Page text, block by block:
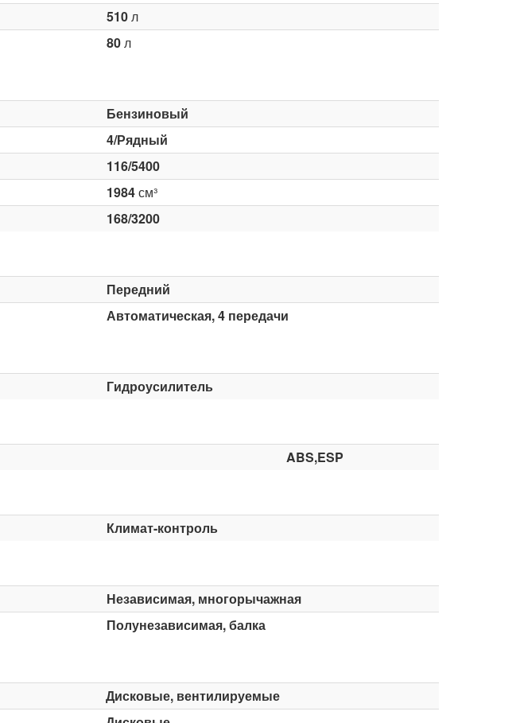
510л
80л
Бензиновый
4/Рядный
116/5400
1984см³
168/3200
Передний
Автоматическая, 4 передачи
Гидроусилитель
ABS,ESP
Климат-контроль
Независимая, многорычажная
Полунезависимая, балка
Дисковые, вентилируемые